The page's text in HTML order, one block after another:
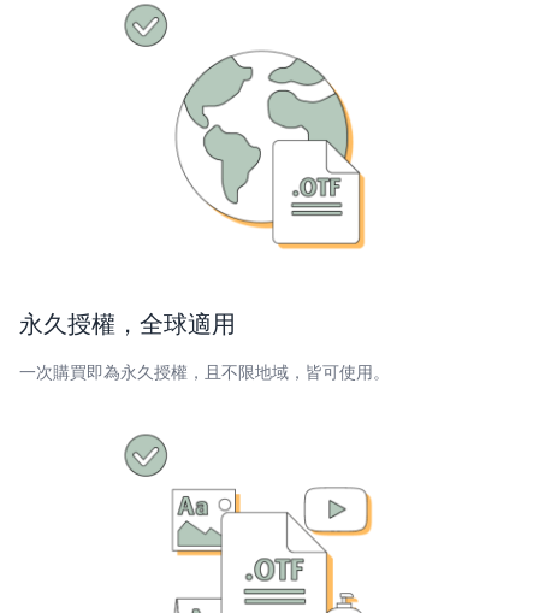
永久授權，全球適用
一次購買即為永久授權，且不限地域，皆可使用。